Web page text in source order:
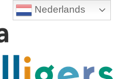
Nederlands